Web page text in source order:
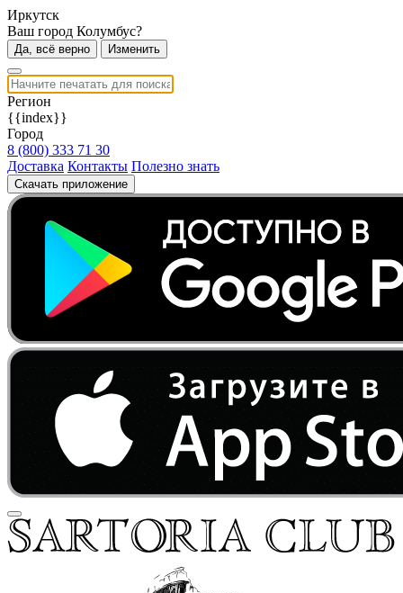
Иркутск
Ваш город Колумбус?
Да, всё верно Изменить
Регион
{{index}}
Город
8 (800) 333 71 30
Доставка Контакты Полезно знать
Скачать приложение